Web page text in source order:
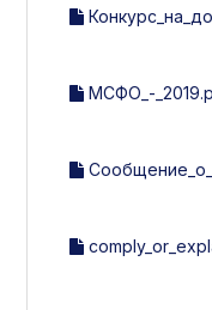
МСФО_-